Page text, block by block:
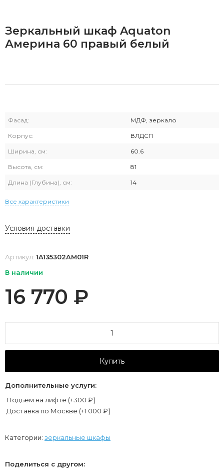
Зеркальный шкаф Aquaton
Америна 60 правый белый
Фасад: МДФ, зеркало
Корпус: ВЛДСП
Ширина, см: 60.6
Высота, см: 81
Длина (Глубина), см: 14
Все характеристики
Условия доставки
Артикул: 1A135302AM01R
В наличии
16 770 ₽
Купить
Дополнительные услуги:
Подъём на лифте (+300 ₽)
Доставка по Москве (+1 000 ₽)
Категории: зеркальные шкафы
Поделиться с другом: